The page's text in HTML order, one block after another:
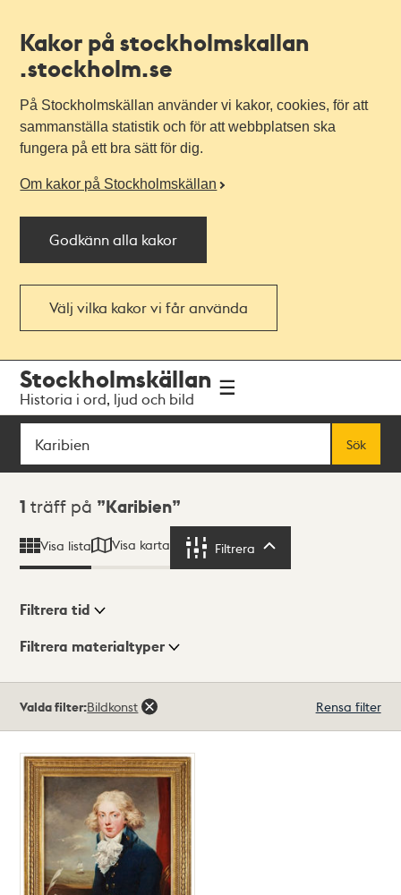
Kakor på stockholmskallan
.stockholm.se
På Stockholmskällan använder vi kakor, cookies, för att
sammanställa statistik och för att webbplatsen ska
fungera på ett bra sätt för dig.
Om kakor på Stockholmskällan
Godkänn alla kakor
Välj vilka kakor vi får använda
navigationen
huvudinnehållet
Stockholmskällan
Historia i ord, ljud och bild
Sök
Sök
Sökresultat
1 träff på Karibien
Visa lista Visa karta Filtrera
Visningsläge
Filtrera tid
Filtrera materialtyper
träffar
Valda filter:Bildkonst Rensa filter